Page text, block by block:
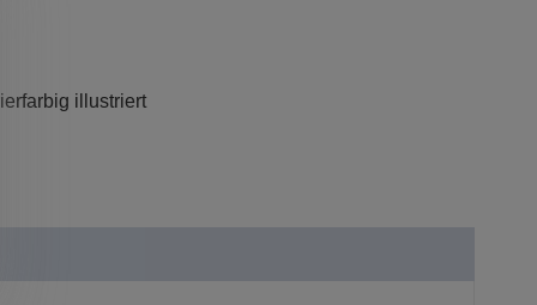
illustriert